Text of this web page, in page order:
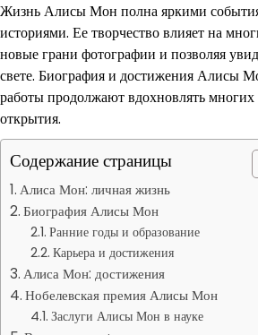
Жизнь Алисы Мон полна яркими
историями. Ее творчество влияет на
новые грани фотографии и позволяя
свете. Биография и достижения Алисы
работы продолжают вдохновлять
открытия.
Содержание страницы
Алиса Мон: личная жизнь
Биография Алисы Мон
Ранние годы и образование
Карьера и достижения
Алиса Мон: достижения
Нобелевская премия Алисы Мон
Заслуги Алисы Мон в науке